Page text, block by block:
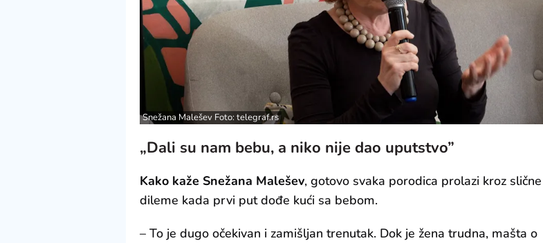
Snežana Malešev Foto: telegraf.rs
„Dali su nam bebu, a niko nije dao uputstvo”
Kako kaže Snežana Malešev, gotovo svaka porodica prolazi kroz slične
dileme kada prvi put dođe kući sa bebom.
– To je dugo očekivan i zamišljan trenutak. Dok je žena trudna, mašta o